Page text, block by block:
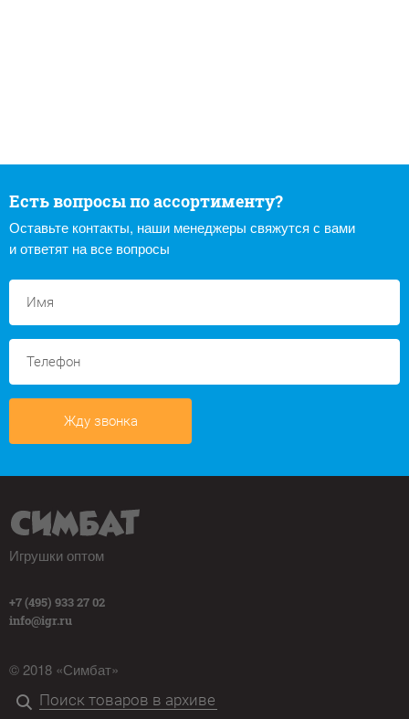
Есть вопросы по ассортименту?
Оставьте контакты, наши менеджеры свяжутся с вами
и ответят на все вопросы
Жду звонка
Игрушки оптом
+7 (495) 933 27 02
info@igr.ru
© 2018 «Симбат»